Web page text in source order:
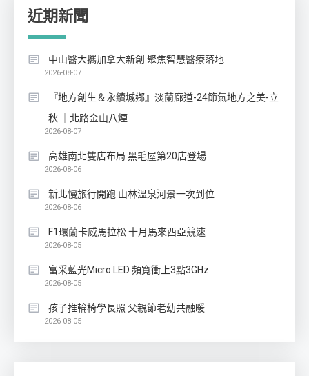
近期新聞
中山醫大攜加拿大新創 聚焦智慧醫療落地
2026-08-07
『地方創生＆永續城鄉』淡蘭廊道-24節氣地方之美-立
秋 ｜北路金山八煙
2026-08-07
高雄南北雙店布局 黑毛屋第20店登場
2026-08-06
新北慢旅行開跑 山林溫泉河景一次到位
2026-08-06
F1環蘭卡威馬拉松 十月馬來西亞競速
2026-08-05
富采藍光Micro LED 頻寬衝上3點3GHz
2026-08-05
孩子推輪椅學長照 父親節老幼共融暖
2026-08-05